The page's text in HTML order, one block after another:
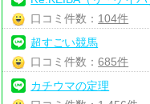
口コミ件数： 104件
超すごい競馬
口コミ件数：685件
カチウマの定理